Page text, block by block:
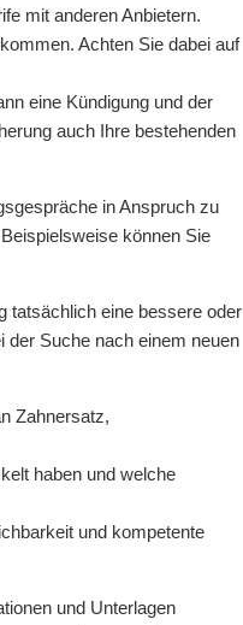
mit anderen Anbietern.
Achten Sie dabei auf
eine Kündigung und der
auch Ihre bestehenden
in Anspruch zu
können Sie
tatsächlich eine bessere oder
der Suche nach einem neuen
Zahnersatz,
haben und welche
und kompetente
und Unterlagen